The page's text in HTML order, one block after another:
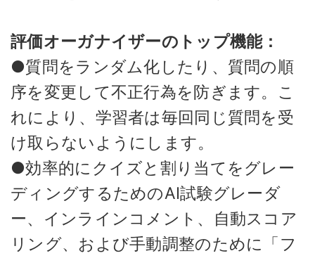
評価オーガナイザーのトップ機能：
●質問をランダム化したり、質問の順
序を変更して不正行為を防ぎます。こ
れにより、学習者は毎回同じ質問を受
け取らないようにします。
●効率的にクイズと割り当てをグレー
ディングするためのAI試験グレーダ
ー、インラインコメント、自動スコア
リング、および手動調整のために「フ